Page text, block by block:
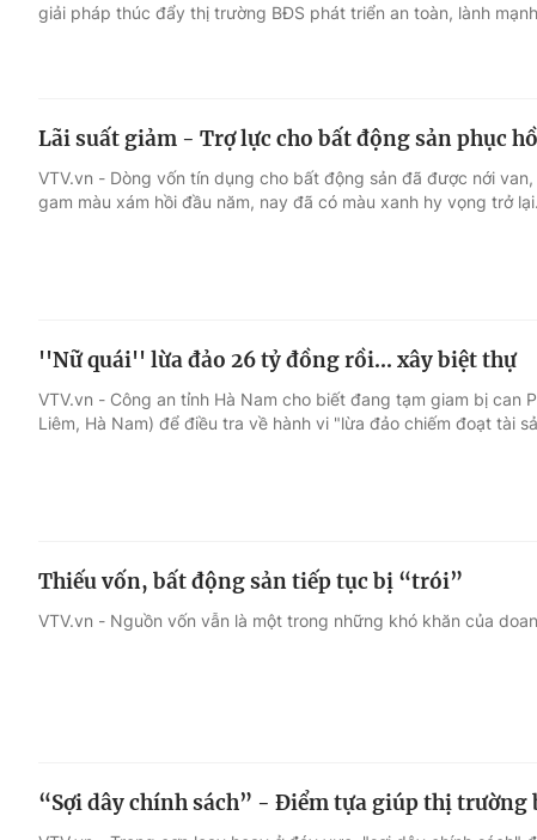
giải pháp thúc đẩy thị trường BĐS phát triển an toàn, lành
Lãi suất giảm - Trợ lực cho bất động sản phục
VTV.vn - Dòng vốn tín dụng cho bất động sản đã được nới
gam màu xám hồi đầu năm, nay đã có màu xanh hy vọng trở lại.
''Nữ quái'' lừa đảo 26 tỷ đồng rồi... xây biệt thự
VTV.vn - Công an tỉnh Hà Nam cho biết đang tạm giam bị can
Liêm, Hà Nam) để điều tra về hành vi "lừa đảo chiếm đoạt tài
Thiếu vốn, bất động sản tiếp tục bị “trói”
VTV.vn - Nguồn vốn vẫn là một trong những khó khăn của
“Sợi dây chính sách” - Điểm tựa giúp thị trường